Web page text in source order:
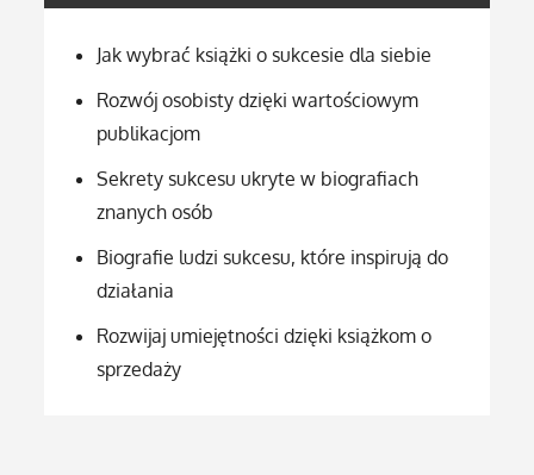
Jak wybrać książki o sukcesie dla siebie
Rozwój osobisty dzięki wartościowym
publikacjom
Sekrety sukcesu ukryte w biografiach
znanych osób
Biografie ludzi sukcesu, które inspirują do
działania
Rozwijaj umiejętności dzięki książkom o
sprzedaży